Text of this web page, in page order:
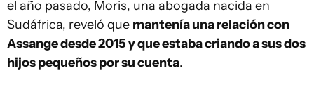
el año pasado, Moris, una abogada nacida en
Sudáfrica, reveló que mantenía una relacióncon
Assange desde 2015 y que estaba criando a sus dos
hijos pequeños por su cuenta.